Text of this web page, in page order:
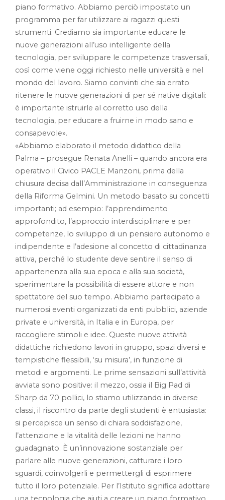
piano formativo. Abbiamo perciò impostato un
programma per far utilizzare ai ragazzi questi
strumenti. Crediamo sia importante educare le
nuove generazioni all’uso intelligente della
tecnologia, per sviluppare le competenze trasversali,
così come viene oggi richiesto nelle università e nel
mondo del lavoro. Siamo convinti che sia errato
ritenere le nuove generazioni di per sé native digitali:
è importante istruirle al corretto uso della
tecnologia, per educare a fruirne in modo sano e
consapevole».
«Abbiamo elaborato il metodo didattico della
Palma – prosegue Renata Anelli – quando ancora era
operativo il Civico PACLE Manzoni, prima della
chiusura decisa dall’Amministrazione in conseguenza
della Riforma Gelmini. Un metodo basato su concetti
importanti; ad esempio: l’apprendimento
approfondito, l’approccio interdisciplinare e per
competenze, lo sviluppo di un pensiero autonomo e
indipendente e l’adesione al concetto di cittadinanza
attiva, perché lo studente deve sentire il senso di
appartenenza alla sua epoca e alla sua società,
sperimentare la possibilità di essere attore e non
spettatore del suo tempo. Abbiamo partecipato a
numerosi eventi organizzati da enti pubblici, aziende
private e università, in Italia e in Europa, per
raccogliere stimoli e idee. Queste nuove attività
didattiche richiedono lavori in gruppo, spazi diversi e
tempistiche flessibili, ‘su misura’, in funzione di
metodi e argomenti. Le prime sensazioni sull’attività
avviata sono positive: il mezzo, ossia il Big Pad di
Sharp da 70 pollici, lo stiamo utilizzando in diverse
classi, il riscontro da parte degli studenti è entusiasta:
si percepisce un senso di chiara soddisfazione,
l’attenzione e la vitalità delle lezioni ne hanno
guadagnato. È un’innovazione sostanziale per
parlare alle nuove generazioni, catturare i loro
sguardi, coinvolgerli e permettergli di esprimere
tutto il loro potenziale. Per l’Istituto significa adottare